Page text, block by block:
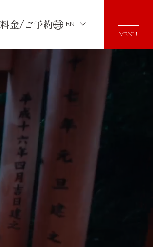
料金/ご予約 EN
MENU